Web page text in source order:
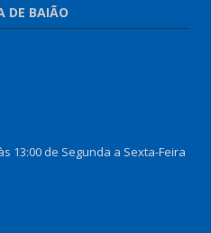
DE BAIÃO
13:00 de Segunda a Sexta-Feira